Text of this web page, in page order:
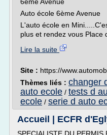
Auto école 6ème Avenue
L'auto école en
plus et rendez vous Place
Lire la suite
Site : https://
Thèmes liés : changer
auto ecole / tests d
ecole / serie d auto
Accueil | ECFR